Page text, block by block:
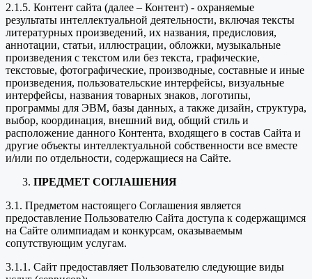
2.1.5. Контент сайта (далее – Контент) - охраняемые
результаты интеллектуальной деятельности, включая тексты
литературных произведений, их названия, предисловия,
аннотации, статьи, иллюстрации, обложки, музыкальные
произведения с текстом или без текста, графические,
текстовые, фотографические, производные, составные и иные
произведения, пользовательские интерфейсы, визуальные
интерфейсы, названия товарных знаков, логотипы,
программы для ЭВМ, базы данных, а также дизайн, структура,
выбор, координация, внешний вид, общий стиль и
расположение данного Контента, входящего в состав Сайта и
другие объекты интеллектуальной собственности все вместе
и/или по отдельности, содержащиеся на Сайте.
ПРЕДМЕТ СОГЛАШЕНИЯ
3.1. Предметом настоящего Соглашения является
предоставление Пользователю Сайта доступа к содержащимся
на Сайте олимпиадам и конкурсам, оказываемым
сопутствующим услугам.
3.1.1. Сайт предоставляет Пользователю следующие виды